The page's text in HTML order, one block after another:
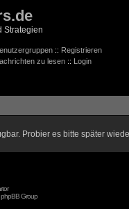
Strategien
:: Registrieren
zu lesen:: Login
Probier es bitte später
Group